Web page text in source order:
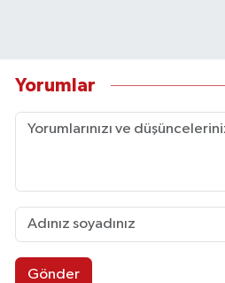
Yorumlar
Gönder